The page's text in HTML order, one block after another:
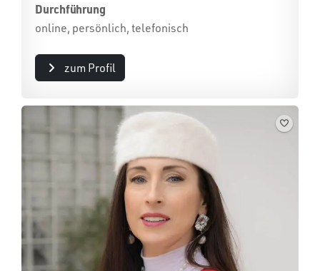
Durchführung
online, persönlich, telefonisch
zum Profil